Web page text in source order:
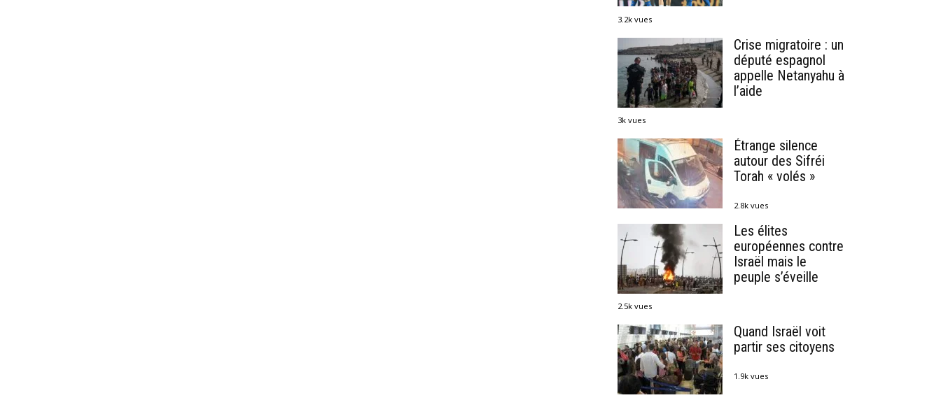
3.2k vues
Crise migratoire : un
député espagnol
appelle Netanyahu à
l’aide
3k vues
Étrange silence
autour des Sifréi
Torah « volés »
2.8k vues
Les élites
européennes contre
Israël mais le
peuple s’éveille
2.5k vues
Quand Israël voit
partir ses citoyens
1.9k vues